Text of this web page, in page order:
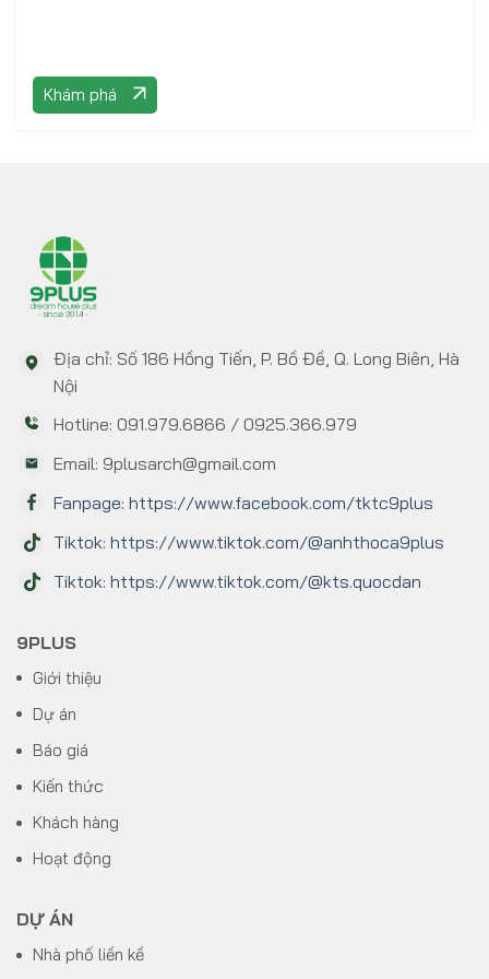
Khám phá
Địa chỉ: Số 186 Hồng Tiến, P. Bồ Đề, Q. Long Biên, Hà
Nội
Hotline: 091.979.6866 / 0925.366.979
Email: 9plusarch@gmail.com
Fanpage: https://www.facebook.com/tktc9plus
Tiktok: https://www.tiktok.com/@anhthoca9plus
Tiktok: https://www.tiktok.com/@kts.quocdan
9PLUS
Giới thiệu
Dự án
Báo giá
Kiến thức
Khách hàng
Hoạt động
DỰ ÁN
Nhà phố liền kề